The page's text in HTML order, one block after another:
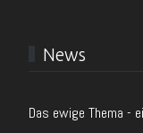
News
Das ewige Thema -